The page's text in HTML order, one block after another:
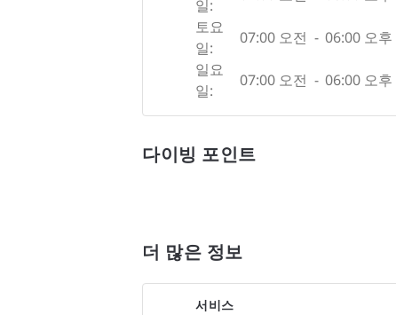
일:
토요
일:
07:00 오전 - 06:00 오후
일요
일:
07:00 오전 - 06:00 오후
다이빙 포인트
더 많은 정보
서비스